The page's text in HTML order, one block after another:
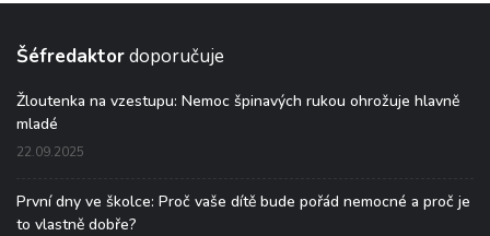
Šéfredaktordoporučuje
Žloutenka na vzestupu: Nemoc špinavých rukou ohrožuje hlavně
mladé
22.09.2025
První dny ve školce: Proč vaše dítě bude pořád nemocné a proč je
to vlastně dobře?